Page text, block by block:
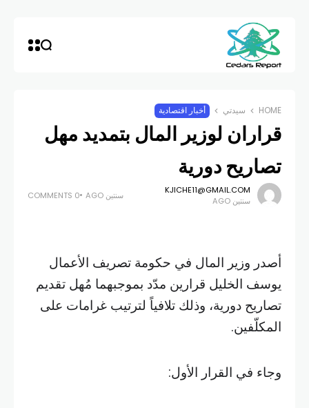
HOME سيدتي أخبار اقتصادية
قراران لوزير المال بتمديد مهل
تصاريح دورية
KJICHE11@GMAIL.COM
سنتين AGO
سنتين AGO 0 COMMENTS
أصدر وزير المال في حكومة تصريف الأعمال
يوسف الخليل قرارين مدّد بموجبهما مُهل تقديم
تصاريح دورية، وذلك تلافياً لترتيب غرامات على
المكلّفين.
وجاء في القرار الأول: